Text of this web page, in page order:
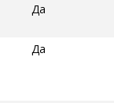
Да
Да